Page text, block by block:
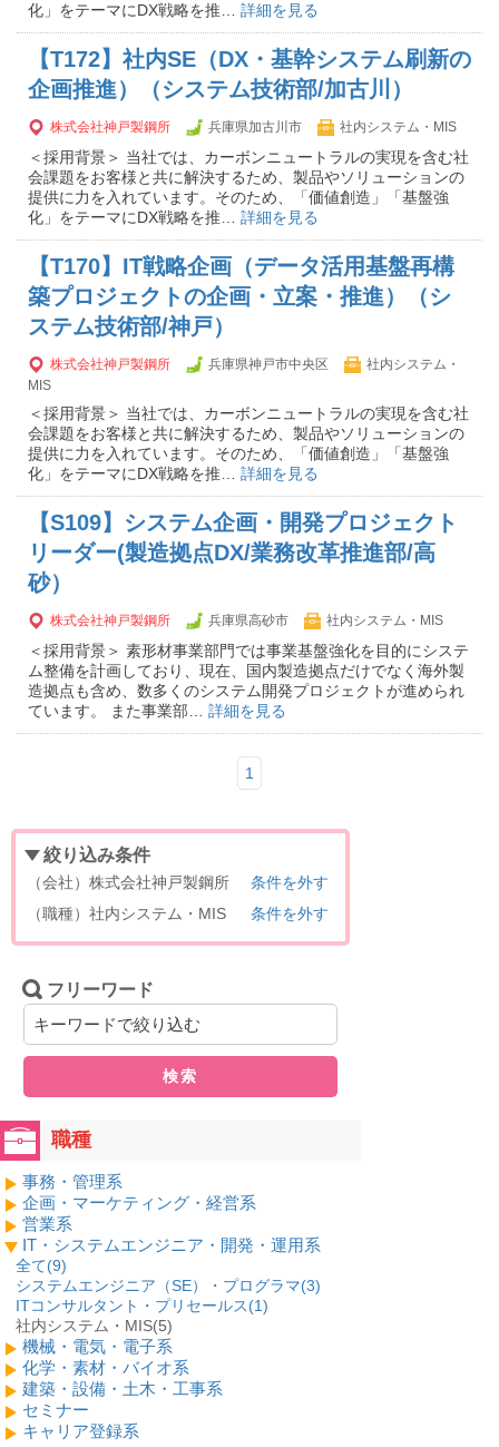
化」をテーマにDX戦略を推… 詳細を見る
【T172】社内SE（DX・基幹システム刷新の
企画推進）（システム技術部/加古川）
株式会社神戸製鋼所 兵庫県加古川市 社内システム・MIS
＜採用背景＞ 当社では、カーボンニュートラルの実現を含む社
会課題をお客様と共に解決するため、製品やソリューションの
提供に力を入れています。そのため、「価値創造」「基盤強
化」をテーマにDX戦略を推… 詳細を見る
【T170】IT戦略企画（データ活用基盤再構
築プロジェクトの企画・立案・推進）（シ
ステム技術部/神戸）
株式会社神戸製鋼所 兵庫県神戸市中央区
社内システム・
MIS
＜採用背景＞ 当社では、カーボンニュートラルの実現を含む社
会課題をお客様と共に解決するため、製品やソリューションの
提供に力を入れています。そのため、「価値創造」「基盤強
化」をテーマにDX戦略を推… 詳細を見る
【S109】システム企画・開発プロジェクト
リーダー(製造拠点DX/業務改革推進部/高
砂）
株式会社神戸製鋼所 兵庫県高砂市 社内システム・MIS
＜採用背景＞ 素形材事業部門では事業基盤強化を目的にシステ
ム整備を計画しており、現在、国内製造拠点だけでなく海外製
造拠点も含め、数多くのシステム開発プロジェクトが進められ
ています。 また事業部… 詳細を見る
1
絞り込み条件
（会社）株式会社神戸製鋼所
条件を外す
（職種）社内システム・MIS
条件を外す
フリーワード
検索
職種
事務・管理系
企画・マーケティング・経営系
営業系
IT・システムエンジニア・開発・運用系
全て(9)
システムエンジニア（SE）・プログラマ(3)
ITコンサルタント・プリセールス(1)
社内システム・MIS(5)
機械・電気・電子系
化学・素材・バイオ系
建築・設備・土木・工事系
セミナー
キャリア登録系